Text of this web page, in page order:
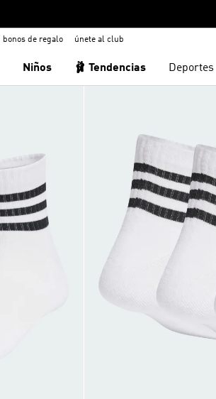
bonos de regalo únete al club
Niños 🩰 Tendencias Deportes